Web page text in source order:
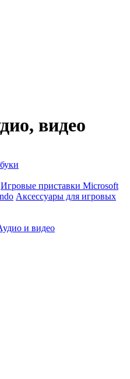
видео
Игровые приставки Microsoft
Аксессуары для игровых
и видео